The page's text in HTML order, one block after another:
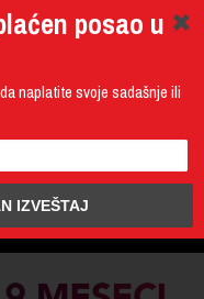
posao u
naplatite svoje sadašnje ili
011 4011 200